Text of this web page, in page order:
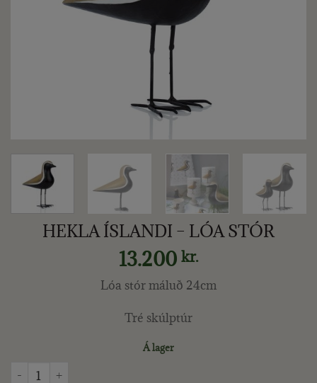
HEKLA ÍSLANDI – LÓA STÓR
13.200 kr.
Lóa stór máluð 24cm
Tré skúlptúr
Á lager
HEKLA ÍSLANDI - LÓA STÓR quantity